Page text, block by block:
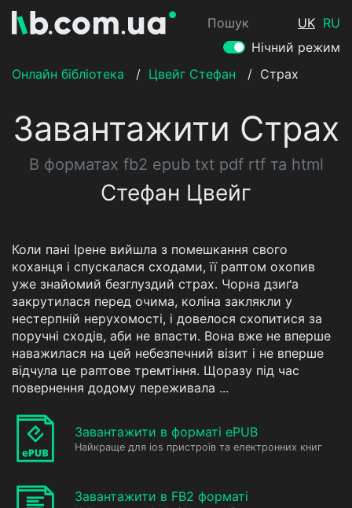
Пошук UK RU
Нічний режим
Онлайн бібліотека
/ Цвейг Стефан / Страх
Завантажити Страх
В форматах fb2 epub txt pdf rtf та html
Стефан Цвейг
Коли пані Ірене вийшла з помешкання свого
коханця і спускалася сходами, її раптом охопив
уже знайомий безглуздий страх. Чорна дзиґа
закрутилася перед очима, коліна заклякли у
нестерпній нерухомості, і довелося схопитися за
поручні сходів, аби не впасти. Вона вже не вперше
наважилася на цей небезпечний візит і не вперше
відчула це раптове тремтіння. Щоразу під час
повернення додому переживала ...
Завантажити в форматі ePUB
Найкраще для ios пристроїв та електронних книг
Завантажити в FB2 форматі